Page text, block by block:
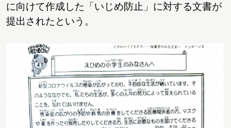
に向けて作成した「いじめ防止」に対する文書が
提出されたという。